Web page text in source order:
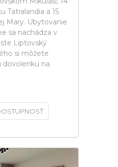
Tatralandia a 15
Mary. Ubytovanie
sa nachádza v
Liptovský
si môžete
dovolenku na